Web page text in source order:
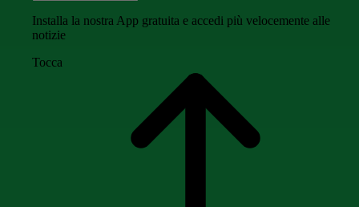
Installa la nostra App gratuita e accedi più velocemente alle
notizie
Tocca